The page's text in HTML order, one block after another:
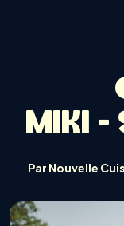
MIKI -
Par Nouvelle